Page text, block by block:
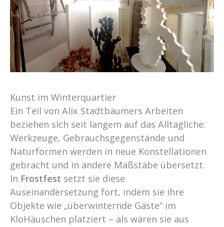
Kunst im Winterquartier
Ein Teil von Alix Stadtbäumers Arbeiten
beziehen sich seit langem auf das Alltägliche:
Werkzeuge, Gebrauchsgegenstände und
Naturformen werden in neue Konstellationen
gebracht und in andere Maßstäbe übersetzt.
In Frostfest setzt sie diese
Auseinandersetzung fort, indem sie ihre
Objekte wie „überwinternde Gäste“ im
KloHäuschen platziert – als wären sie aus